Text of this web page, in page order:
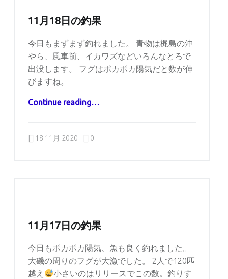
11月18日の釣果
今日もまずまず釣れました。 青物は梶島の沖
やら、風車前、イカワズなどいろんなとろで
出没します。 フグはポカポカ陽気だと数が伸
びますね。
Continue reading“11月18日の釣果”
…
18 11月 2020
captains Comments:0
11月17日の釣果
今日もポカポカ陽気、魚も良く釣れました。
大磯の周りのフグが大漁でした。 2人で120匹
越え
小さいのはリリースでこの数。釣りす